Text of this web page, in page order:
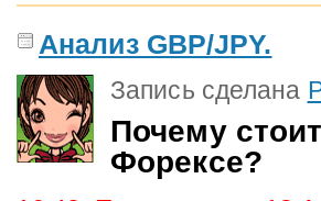
Анализ GBP/JPY.
Запись сделана
Почему
Форексе?